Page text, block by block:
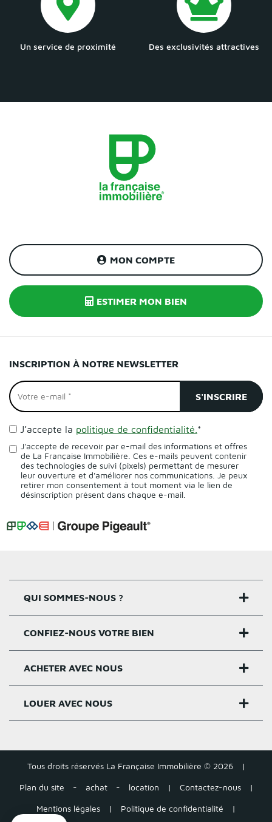
Un service de proximité Des exclusivités attractives
MON COMPTE
ESTIMER MON BIEN
INSCRIPTION À NOTRE NEWSLETTER
J’accepte la politique de confidentialité. *
J'accepte de recevoir par e-mail des informations et offres
de La Française Immobilière. Ces e-mails peuvent contenir
des technologies de suivi (pixels) permettant de mesurer
leur ouverture et d'améliorer nos communications. Je peux
retirer mon consentement à tout moment via le lien de
désinscription présent dans chaque e-mail.
QUI SOMMES-NOUS ?
Nos agences
Notre histoire
Nos valeurs
Groupe Pigeault
Tarifs
CONFIEZ-NOUS VOTRE BIEN
Estimer un bien
Critères estimation
Estimation loyer
Tous nos conseils – Vente
ACHETER AVEC NOUS
Acheter sur Rennes
Achat maison Rennes
Acheter autour de Rennes
LOUER AVEC NOUS
Location appartement Rennes
Tous droits réservés La Française Immobilière © 2026 |
Plan du site - achat - location | Contactez-nous |
Mentions légales | Politique de confidentialité |